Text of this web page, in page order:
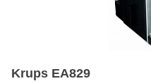
Krups EA829